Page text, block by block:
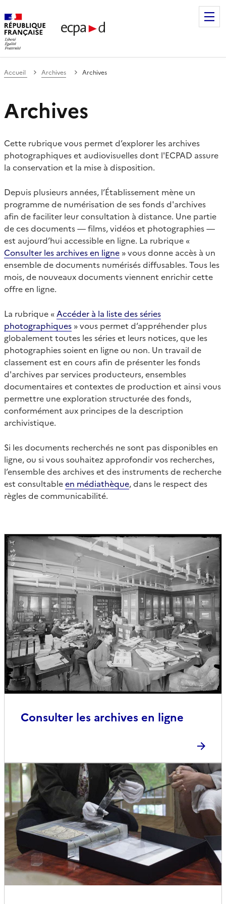
de communication et de production
Accueil Archives Archives
Archives
Cette rubrique vous permet d’explorer les archives
photographiques et audiovisuelles dont l'ECPAD assure
la conservation et la mise à disposition.
Depuis plusieurs années, l’Établissement mène un
programme de numérisation de ses fonds d'archives
afin de faciliter leur consultation à distance. Une partie
de ces documents — films, vidéos et photographies —
est aujourd’hui accessible en ligne. La rubrique «
Consulter les archives en ligne » vous donne accès à un
ensemble de documents numérisés diffusables. Tous les
mois, de nouveaux documents viennent enrichir cette
offre en ligne.
La rubrique « Accéder à la liste des séries
photographiques » vous permet d’appréhender plus
globalement toutes les séries et leurs notices, que les
photographies soient en ligne ou non. Un travail de
classement est en cours afin de présenter les fonds
d'archives par services producteurs, ensembles
documentaires et contextes de production et ainsi vous
permettre une exploration structurée des fonds,
conformément aux principes de la description
archivistique.
Si les documents recherchés ne sont pas disponibles en
ligne, ou si vous souhaitez approfondir vos recherches,
l’ensemble des archives et des instruments de recherche
est consultableen médiathèque, dans le respect des
règles de communicabilité.
Consulter les archives en ligne